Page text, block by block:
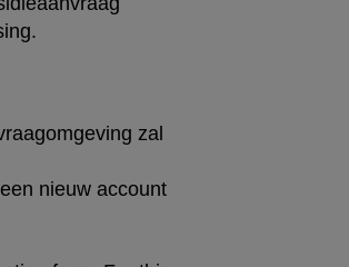
zal
nieuw account